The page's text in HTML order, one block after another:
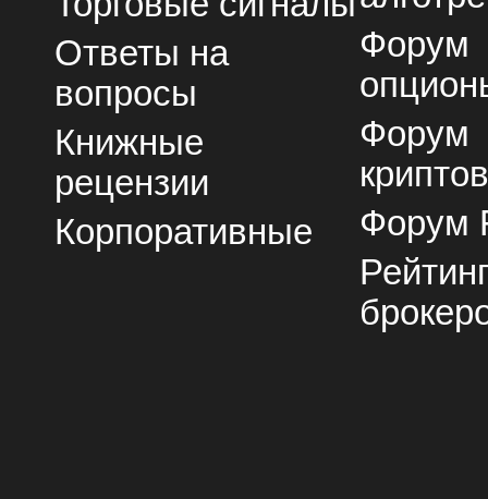
Ответы на
вопросы
Книжные
рецензии
Корпоративные
Форум
Форум
Форум